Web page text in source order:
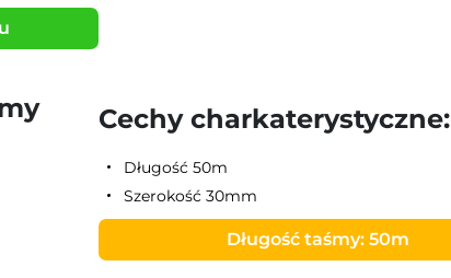
Cechy charkaterystyczne:
Długość 50m
Szerokość 30mm
Długość taśmy: 50m